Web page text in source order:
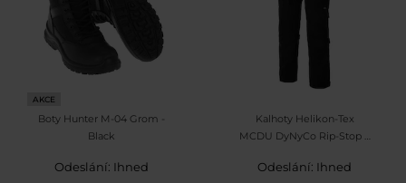
AKCE
Boty Hunter M-04 Grom -
Black
Odeslání: Ihned
Kalhoty Helikon-Tex
MCDU DyNyCo Rip-Stop –
Odeslání: Ihned